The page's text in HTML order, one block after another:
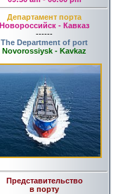
Департамент порта
Новороссийск - Кавказ
------
The Department of port
Novorossiysk - Kavkaz
Представительство
в порту